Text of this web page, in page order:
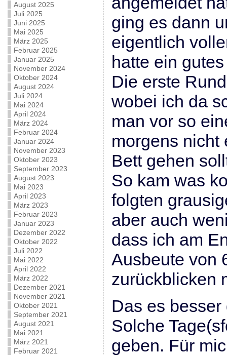
August 2025
Juli 2025
Juni 2025
Mai 2025
März 2025
Februar 2025
Januar 2025
November 2024
Oktober 2024
August 2024
Juli 2024
Mai 2024
April 2024
März 2024
Februar 2024
Januar 2024
November 2023
Oktober 2023
September 2023
August 2023
Mai 2023
April 2023
März 2023
Februar 2023
Januar 2023
Dezember 2022
Oktober 2022
Juli 2022
Mai 2022
April 2022
März 2022
Dezember 2021
November 2021
Oktober 2021
September 2021
August 2021
Mai 2021
März 2021
Februar 2021
ging es dann
eigentlich
hatte ein
Die erste
wobei ich da
man vor so
morgens nicht
Bett gehen
So kam was
folgten
aber auch
dass ich am
Ausbeute von
zurückblicken
Das es
Solche
geben. Für